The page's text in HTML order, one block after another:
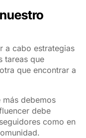
a cabo estrategias
tareas que
que encontrar a
debemos
debe
como en